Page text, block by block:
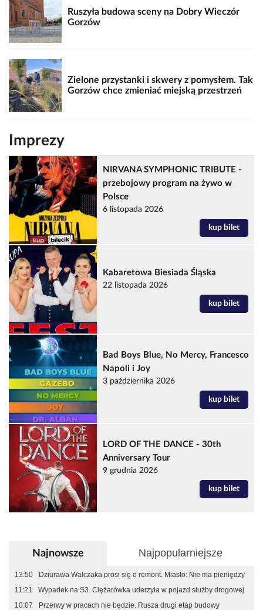
Ruszyła budowa sceny na Dobry Wieczór
Gorzów
Zielone przystanki i skwery z pomysłem. Tak
Gorzów chce zmieniać miejską przestrzeń
Imprezy
NIRVANA SYMPHONIC TRIBUTE -
przebojowy program na żywo w
Polsce
6 listopada 2026
kup bilet
Kabaretowa Biesiada Śląska
22 listopada 2026
kup bilet
Bad Boys Blue, No Mercy, Francesco
Napoli i Joy
3 października 2026
kup bilet
LORD OF THE DANCE - 30th
Anniversary Tour
9 grudnia 2026
kup bilet
Najnowsze Najpopularniejsze
13:50
Dziurawa Walczaka prosi się o remont. Miasto: Nie ma pieniędzy
11:21
Wypadek na S3. Ciężarówka uderzyła w pojazd służby drogowej
10:07
Przerwy w pracach nie będzie. Rusza drugi etap budowy